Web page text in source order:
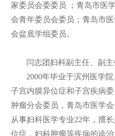
家委员会委委员 ；青岛市医
会青年委员会委员；青岛市
会盆底学组委员。
闫志团妇科副主任、副
2000年毕业于滨州医学
子宫内膜异位症和子宫疾病
肿瘤分会委员，青岛市医学
从事妇科医学专业22年，擅
位症，妇科肿瘤等疾病的诊